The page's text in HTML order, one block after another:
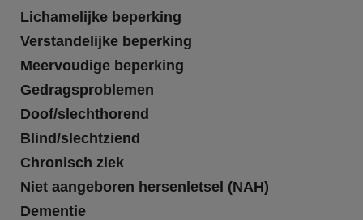
Lichamelijke beperking
Verstandelijke beperking
Meervoudige beperking
Gedragsproblemen
Doof/slechthorend
Blind/slechtziend
Chronisch ziek
Niet aangeboren hersenletsel (NAH)
Dementie